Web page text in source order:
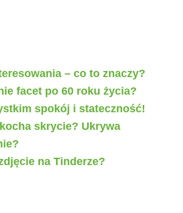
– co to znaczy?
facet po 60 roku życia?
spokój i stateczność!
skrycie? Ukrywa
na Tinderze?